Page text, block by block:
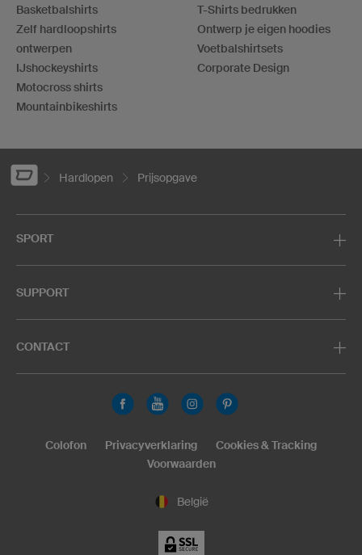
Basketbalshirts
Zelf hardloopshirts
ontwerpen
IJshockeyshirts
Motocross shirts
Mountainbikeshirts
T-Shirts bedrukken
Ontwerp je eigen hoodies
Voetbalshirtsets
Corporate Design
Hardlopen Prijsopgave
SPORT
SUPPORT
CONTACT
België
Colofon Privacyverklaring
Cookies & Tracking
Voorwaarden